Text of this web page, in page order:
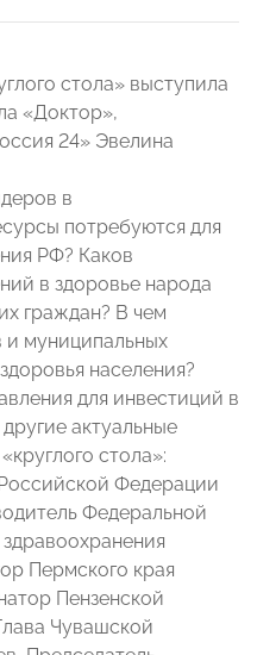
стола» выступила
«Доктор»,
24» Эвелина
в
потребуются для
РФ? Каков
в здоровье народа
граждан? В чем
и муниципальных
населения?
для инвестиций в
актуальные
стола»:
Федерации
Федеральной
Пермского края
Пензенской
Чувашской